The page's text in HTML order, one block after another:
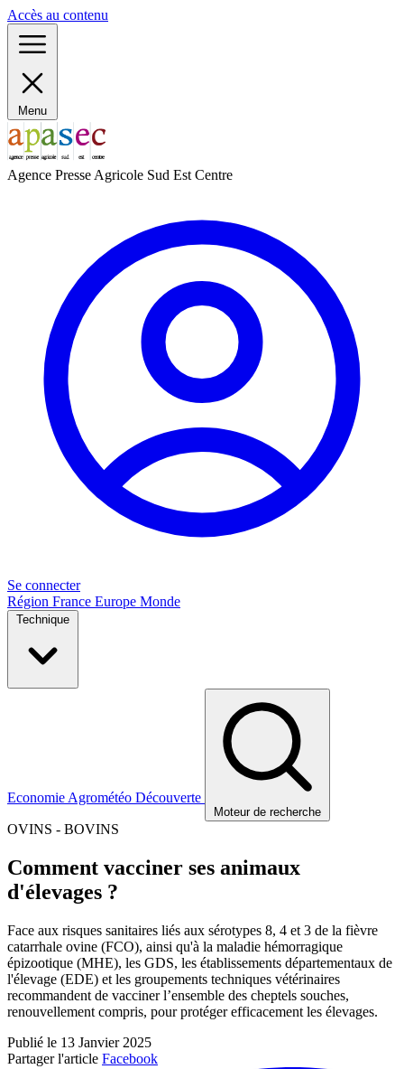
Accès au contenu
Menu
Agence Presse Agricole Sud Est Centre
Se connecter
Région France Europe Monde
Technique
Economie Agrométéo Découverte
Moteur de recherche
OVINS - BOVINS
Comment vacciner ses animaux
d'élevages ?
Face aux risques sanitaires liés aux sérotypes 8, 4 et 3 de la fièvre
catarrhale ovine (FCO), ainsi qu'à la maladie hémorragique
épizootique (MHE), les GDS, les établissements départementaux de
l'élevage (EDE) et les groupements techniques vétérinaires
recommandent de vacciner l’ensemble des cheptels souches,
renouvellement compris, pour protéger efficacement les élevages.
Publié le 13 Janvier 2025
Partager l'article Facebook
Panneau de gestion des cookies